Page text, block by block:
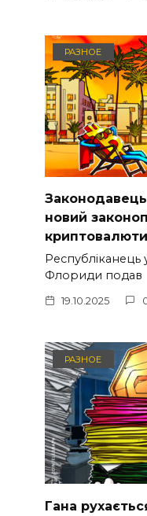
РАЗНОЕ
новий
криптовалюти
Республіканець
Флориди подав
19.10.2025
РАЗНОЕ
Гана